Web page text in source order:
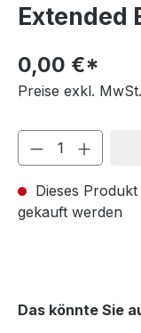
Extended
0,00 €*
Preise exkl. MwSt.
Dieses
gekauft werden
Das könnte Sie